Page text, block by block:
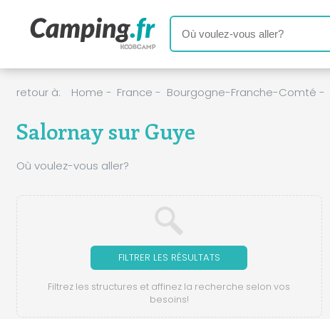
retour à: Home - France - Bourgogne-Franche-Comté -
Salornay sur Guye
Où voulez-vous aller?
FILTRER LES RÉSULTATS
Filtrez les structures et affinez la recherche selon vos
besoins!